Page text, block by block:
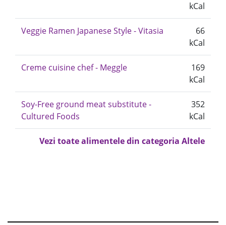
kCal
Veggie Ramen Japanese Style - Vitasia
66
kCal
Creme cuisine chef - Meggle
169
kCal
Soy-Free ground meat substitute -
Cultured Foods
352
kCal
Vezi toate alimentele din categoria Altele